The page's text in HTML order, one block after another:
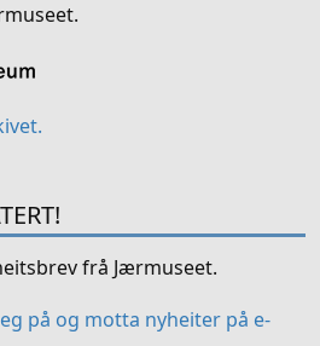
frå Jærmuseet.
på og motta nyheiter på e-